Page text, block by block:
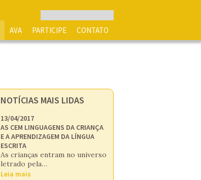
AVA PARTICIPE CONTATO
NOTÍCIAS MAIS LIDAS
13/04/2017
AS CEM LINGUAGENS DA CRIANÇA
E A APRENDIZAGEM DA LÍNGUA
ESCRITA
As crianças entram no universo
letrado pela…
Leia mais